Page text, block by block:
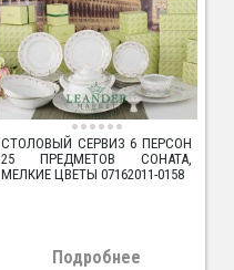
СТОЛОВЫЙ СЕРВИЗ 6 ПЕРСОН
25 ПРЕДМЕТОВ СОНАТА,
МЕЛКИЕ ЦВЕТЫ 07162011-0158
Подробнее